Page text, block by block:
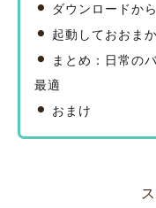
ダウンロードか
起動しておおま
まとめ：日常の
最適
おまけ